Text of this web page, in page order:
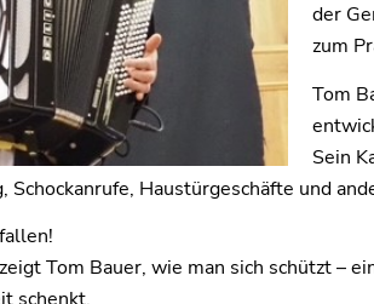
der
zum
Tom
Sein
Haustürgeschäfte und
Tom Bauer, wie man sich schützt –